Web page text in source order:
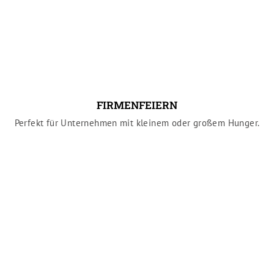
FIRMENFEIERN
Perfekt für Unternehmen mit kleinem oder großem Hunger.